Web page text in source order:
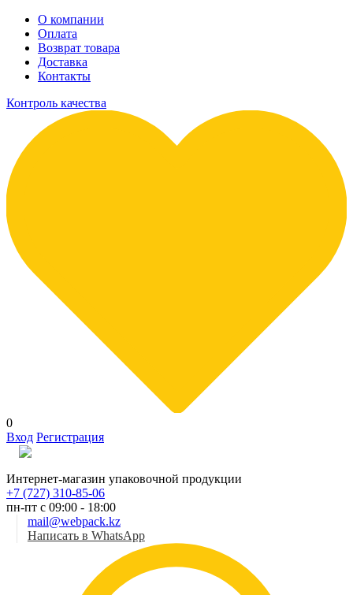
О компании
Оплата
Возврат товара
Доставка
Контакты
Контроль качества
0
Вход Регистрация
Интернет-магазин упаковочной продукции
+7 (727) 310-85-06
пн-пт с 09:00 - 18:00
mail@webpack.kz
Написать в WhatsApp